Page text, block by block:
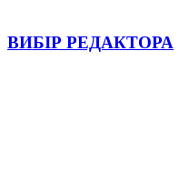
ВИБІР РЕДАКТОРА